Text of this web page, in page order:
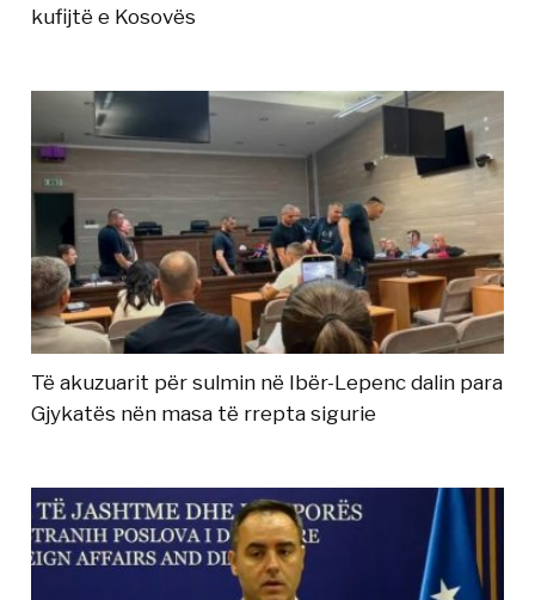
kufijtë e Kosovës
Të akuzuarit për sulmin në Ibër-Lepenc dalin para
Gjykatës nën masa të rrepta sigurie